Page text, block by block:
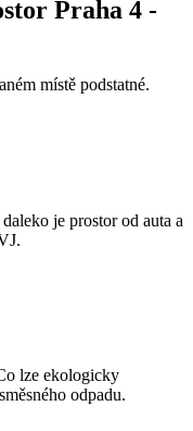
Praha 4 -
místě podstatné.
je prostor od auta a
lze ekologicky
odpadu.